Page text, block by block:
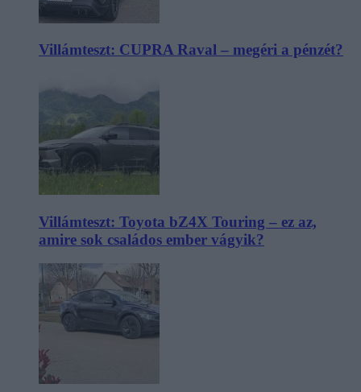
Villámteszt: CUPRA Raval – megéri a pénzét?
Villámteszt: Toyota bZ4X Touring – ez az,
amire sok családos ember vágyik?